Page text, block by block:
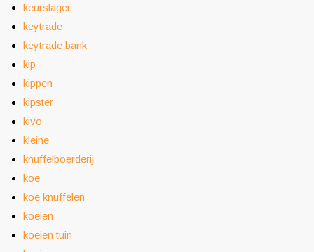
keurslager
keytrade
keytrade bank
kip
kippen
kipster
kivo
kleine
knuffelboerderij
koe
koe knuffelen
koeien
koeien tuin